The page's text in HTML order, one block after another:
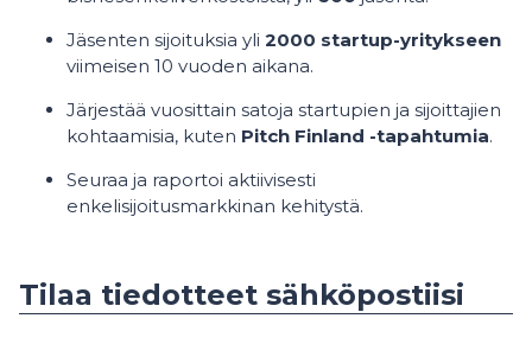
Jäsenten sijoituksia yli 2000 startup-yritykseen
viimeisen 10 vuoden aikana.
Järjestää vuosittain satoja startupien ja sijoittajien
kohtaamisia, kuten Pitch Finland -tapahtumia.
Seuraa ja raportoi aktiivisesti
enkelisijoitusmarkkinan kehitystä.
Tilaa tiedotteet sähköpostiisi